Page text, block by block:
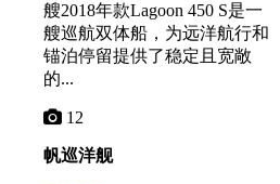
艘2018年款Lagoon 450 S是一
艘巡航双体船，为远洋航行和
锚泊停留提供了稳定且宽敞
的...
12
帆巡洋舰